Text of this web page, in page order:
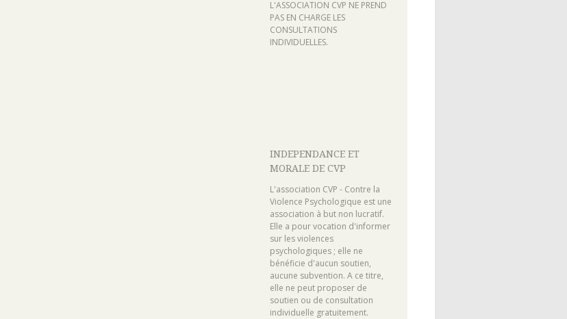
L'ASSOCIATION CVP NE PREND
PAS EN CHARGE LES
CONSULTATIONS
INDIVIDUELLES.
INDEPENDANCE ET
MORALE DE CVP
L'association CVP - Contre la
Violence Psychologique est une
association à but non lucratif.
Elle a pour vocation d'informer
sur les violences
psychologiques ; elle ne
bénéficie d'aucun soutien,
aucune subvention. A ce titre,
elle ne peut proposer de
soutien ou de consultation
individuelle gratuitement.